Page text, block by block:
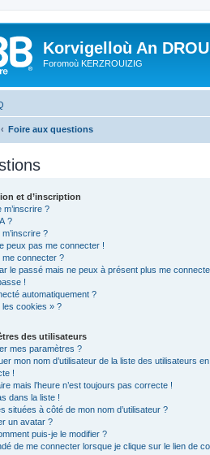
Korvigelloù An
Foromoù KERZROUIZIG
Foire aux questions
et d’inscription
m’inscrire ?
?
?
peux pas me connecter !
me connecter ?
le passé mais ne peux à présent plus me
!
automatiquement ?
les cookies » ?
des utilisateurs
mes paramètres ?
mon nom d’utilisateur de la liste des utilisateurs
!
mais l’heure n’est toujours pas correcte !
dans la liste !
situées à côté de mon nom d’utilisateur ?
un avatar ?
puis-je le modifier ?
de me connecter lorsque je clique sur le lien de